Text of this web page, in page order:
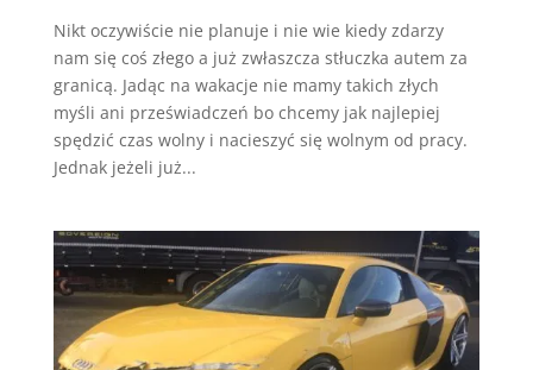
Nikt oczywiście nie planuje i nie wie kiedy zdarzy
nam się coś złego a już zwłaszcza stłuczka autem za
granicą. Jadąc na wakacje nie mamy takich złych
myśli ani przeświadczeń bo chcemy jak najlepiej
spędzić czas wolny i nacieszyć się wolnym od pracy.
Jednak jeżeli już...